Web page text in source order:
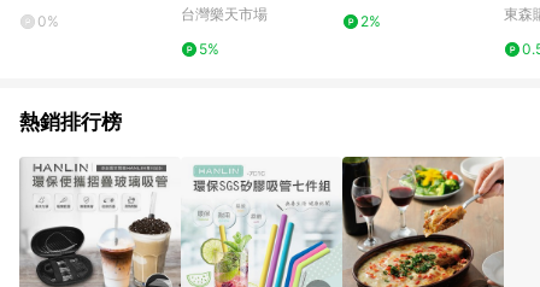
0%
ht水滴LED光感 小夜
台灣樂天市場
5%
2%
吸支
東森
熱銷排行榜